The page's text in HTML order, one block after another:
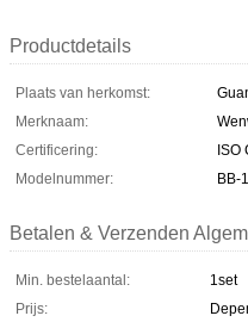
Productdetails
Plaats van herkomst:
Merknaam:
Certificering:
ISO
Modelnummer:
BB-
Betalen & Verzenden
Min. bestelaantal:
1set
Prijs: